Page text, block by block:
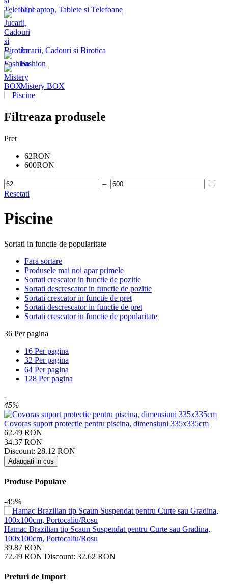
IT, Laptop, Tablete si Telefoane
Jucarii, Cadouri si Birotica
Fashion
Mistery BOX
Filtreaza produsele
Pret
62RON
600RON
–
Resetati
Piscine
Sortati in functie de popularitate
Fara sortare
Produsele mai noi apar primele
Sortati crescator in functie de pozitie
Sortati descrescator in functie de pozitie
Sortati crescator in functie de pret
Sortati descrescator in functie de pret
Sortati crescator in functie de popularitate
36 Per pagina
16 Per pagina
32 Per pagina
64 Per pagina
128 Per pagina
-
45%
Covoras suport protectie pentru piscina, dimensiuni 335x335cm
62.49 RON
34.37 RON
Discount: 28.12 RON
Adaugati in cos
Produse Populare
-45%
Hamac Brazilian tip Scaun Suspendat pentru Curte sau Gradina,
100x100cm, Portocaliu/Rosu
39.87 RON
72.49 RON Discount: 32.62 RON
Preturi de Import